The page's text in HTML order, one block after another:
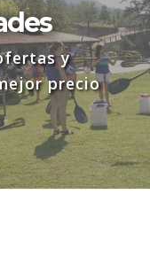
y
precio